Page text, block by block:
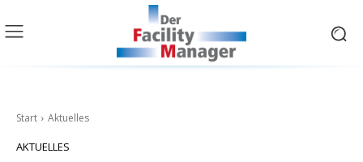
Start Aktuelles
AKTUELLES